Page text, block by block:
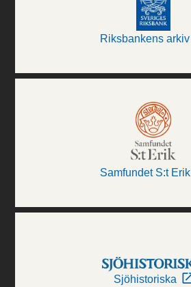
Riksbankens arkiv
Samfundet S:t Erik
Sjöhistoriska